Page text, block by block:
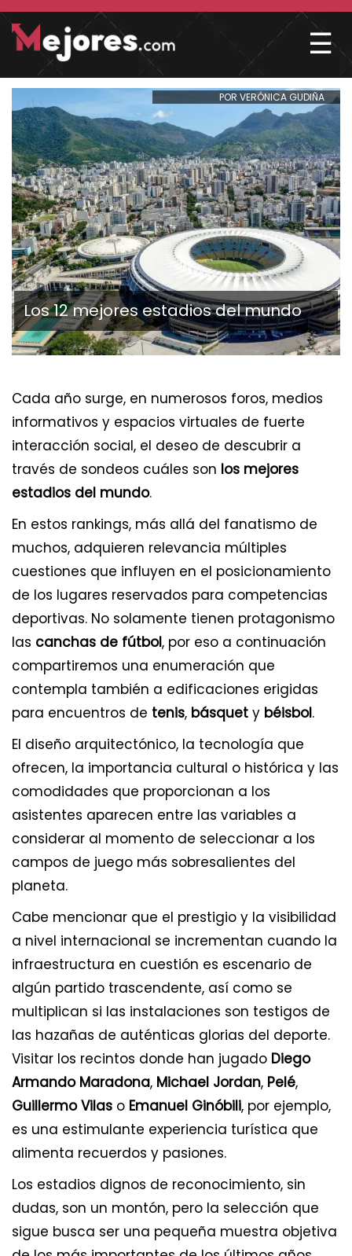
☰
POR VERÓNICA GUDIÑA
Los 12 mejores estadios del mundo
Cada año surge, en numerosos foros, medios
informativos y espacios virtuales de fuerte
interacción social, el deseo de descubrir a
través de sondeos cuáles son los mejores
estadios del mundo.
En estos rankings, más allá del fanatismo de
muchos, adquieren relevancia múltiples
cuestiones que influyen en el posicionamiento
de los lugares reservados para competencias
deportivas. No solamente tienen protagonismo
las canchas de fútbol, por eso a continuación
compartiremos una enumeración que
contempla también a edificaciones erigidas
para encuentros de tenis, básquet y béisbol.
El diseño arquitectónico, la tecnología que
ofrecen, la importancia cultural o histórica y las
comodidades que proporcionan a los
asistentes aparecen entre las variables a
considerar al momento de seleccionar a los
campos de juego más sobresalientes del
planeta.
Cabe mencionar que el prestigio y la visibilidad
a nivel internacional se incrementan cuando la
infraestructura en cuestión es escenario de
algún partido trascendente, así como se
multiplican si las instalaciones son testigos de
las hazañas de auténticas glorias del deporte.
Visitar los recintos donde han jugado Diego
Armando Maradona, Michael Jordan, Pelé,
Guillermo Vilas o Emanuel Ginóbili, por ejemplo,
es una estimulante experiencia turística que
alimenta recuerdos y pasiones.
Los estadios dignos de reconocimiento, sin
dudas, son un montón, pero la selección que
sigue busca ser una pequeña muestra objetiva